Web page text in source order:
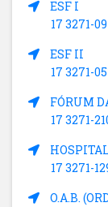
ESF I
17 3271-
ESF II
17 3271-
FÓRUM
17 3271-
17 3271-
O.A.B.